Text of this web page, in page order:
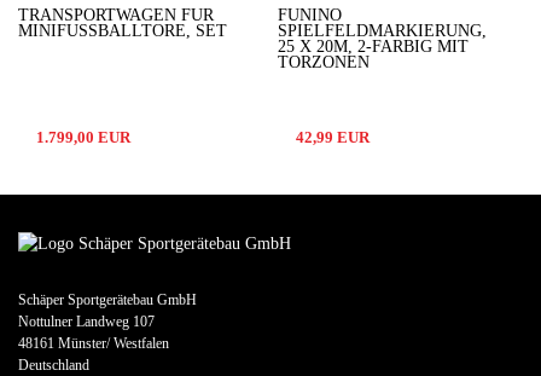
TRANSPORTWAGEN FÜR
MINIFUSSBALLTORE, SET
1.799,00 EUR
FUNINO
SPIELFELDMARKIERUNG,
25 X 20M, 2-FARBIG MIT
TORZONEN
42,99 EUR
Schäper Sportgerätebau GmbH
Nottulner Landweg 107
48161 Münster/ Westfalen
Deutschland